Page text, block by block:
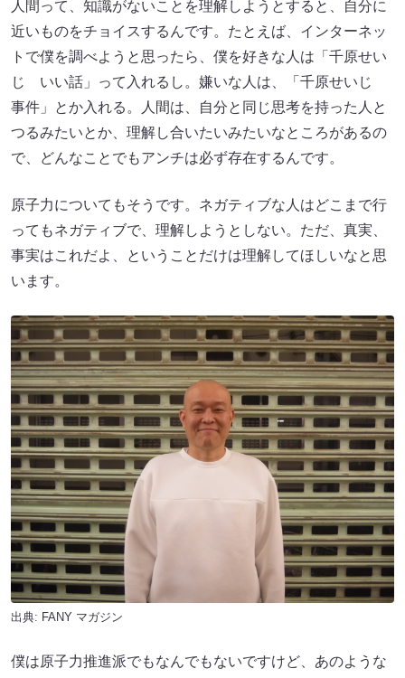
人間って、知識がないことを理解しようとすると、自分に
近いものをチョイスするんです。たとえば、インターネッ
トで僕を調べようと思ったら、僕を好きな人は「千原せい
じ いい話」って入れるし。嫌いな人は、「千原せいじ
事件」とか入れる。人間は、自分と同じ思考を持った人と
つるみたいとか、理解し合いたいみたいなところがあるの
で、どんなことでもアンチは必ず存在するんです。
原子力についてもそうです。ネガティブな人はどこまで行
ってもネガティブで、理解しようとしない。ただ、真実、
事実はこれだよ、ということだけは理解してほしいなと思
います。
出典: FANY マガジン
僕は原子力推進派でもなんでもないですけど、あのような